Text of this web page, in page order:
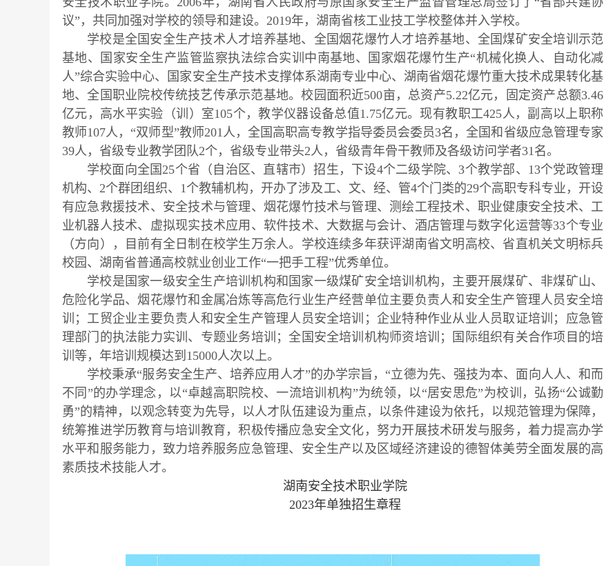
议”，共同加强对学校的领导和建设。2019年，湖南省核工业技工学校整体并入学校。
学校是全国安全生产技术人才培养基地、全国烟花爆竹人才培养基地、全国煤矿安全培训示范
基地、国家安全生产监管监察执法综合实训中南基地、国家烟花爆竹生产“机械化换人、自动化减
人”综合实验中心、国家安全生产技术支撑体系湖南专业中心、湖南省烟花爆竹重大技术成果转化基
地、全国职业院校传统技艺传承示范基地。校园面积近500亩，总资产5.22亿元，固定资产总额3.46
亿元，高水平实验（训）室105个，教学仪器设备总值1.75亿元。现有教职工425人，副高以上职称
教师107人，“双师型”教师201人，全国高职高专教学指导委员会委员3名，全国和省级应急管理专家
39人，省级专业教学团队2个，省级专业带头2人，省级青年骨干教师及各级访问学者31名。
学校面向全国25个省（自治区、直辖市）招生，下设4个二级学院、3个教学部、13个党政管理
机构、2个群团组织、1个教辅机构，开办了涉及工、文、经、管4个门类的29个高职专科专业，开设
有应急救援技术、安全技术与管理、烟花爆竹技术与管理、测绘工程技术、职业健康安全技术、工
业机器人技术、虚拟现实技术应用、软件技术、大数据与会计、酒店管理与数字化运营等33个专业
（方向），目前有全日制在校学生万余人。学校连续多年获评湖南省文明高校、省直机关文明标兵
校园、湖南省普通高校就业创业工作“一把手工程”优秀单位。
学校是国家一级安全生产培训机构和国家一级煤矿安全培训机构，主要开展煤矿、非煤矿山、
危险化学品、烟花爆竹和金属冶炼等高危行业生产经营单位主要负责人和安全生产管理人员安全培
训；工贸企业主要负责人和安全生产管理人员安全培训；企业特种作业从业人员取证培训；应急管
理部门的执法能力实训、专题业务培训；全国安全培训机构师资培训；国际组织有关合作项目的培
训等，年培训规模达到15000人次以上。
学校秉承“服务安全生产、培养应用人才”的办学宗旨，“立德为先、强技为本、面向人人、和而
不同”的办学理念，以“卓越高职院校、一流培训机构”为统领，以“居安思危”为校训，弘扬“公诚勤
勇”的精神，以观念转变为先导，以人才队伍建设为重点，以条件建设为依托，以规范管理为保障，
统筹推进学历教育与培训教育，积极传播应急安全文化，努力开展技术研发与服务，着力提高办学
水平和服务能力，致力培养服务应急管理、安全生产以及区域经济建设的德智体美劳全面发展的高
素质技术技能人才。
湖南安全技术职业学院
2023年单独招生章程